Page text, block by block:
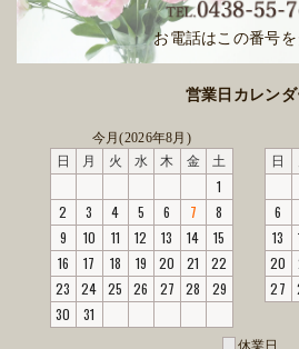
お電話はこの番号
営業日カレン
今月(2026年8月)
日
月 火 水 木 金 土
1
2
3 4 5 6 7
8
9
10 11 12 13 14
15
16
17 18 19 20 21
22
23
24 25 26 27 28
29
30
31
日
6
13
20
27
休業日